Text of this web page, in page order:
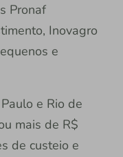
Pronaf
Inovagro
e
e Rio de
mais de R$
de custeio e